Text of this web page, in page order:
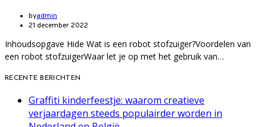
byadmin
21 december 2022
Inhoudsopgave Hide Wat is een robot stofzuiger?Voordelen van
een robot stofzuigerWaar let je op met het gebruik van…
RECENTE BERICHTEN
Graffiti kinderfeestje: waarom creatieve
verjaardagen steeds populairder worden in